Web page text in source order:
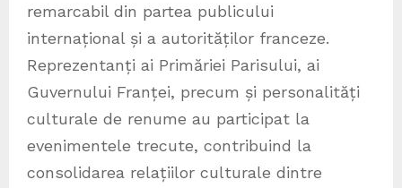
remarcabil din partea publicului
internațional și a autorităților franceze.
Reprezentanți ai Primăriei Parisului, ai
Guvernului Franței, precum și personalități
culturale de renume au participat la
evenimentele trecute, contribuind la
consolidarea relațiilor culturale dintre